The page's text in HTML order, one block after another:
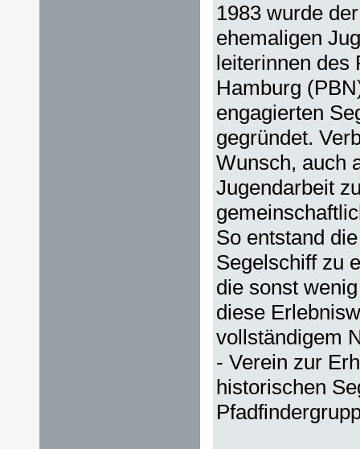
1983 wurde
ehemaligen
leiterinnen des
Hamburg
engagierten
gegründet.
Wunsch, auch
Jugendarbeit
So entstand
Segelschiff zu
die sonst
diese
vollständigem
- Verein zur
historischen